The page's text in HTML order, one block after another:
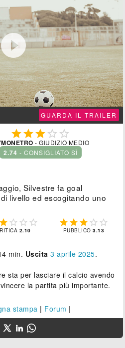
GUARDA IL TRAILER
  
- GIUDIZIO MEDIO
2.74 - CONSIGLIATO SÌ
Silvestre fa goal
livello ed escogitando uno
   
2.10
    
PUBBLICO3.13
min. Uscita 3 aprile 2025.
sta per lasciare il calcio avendo
la partita più importante.
stampa | Forum |